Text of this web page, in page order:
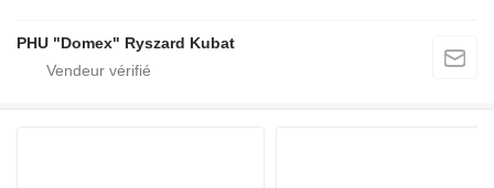
PHU "Domex" Ryszard Kubat